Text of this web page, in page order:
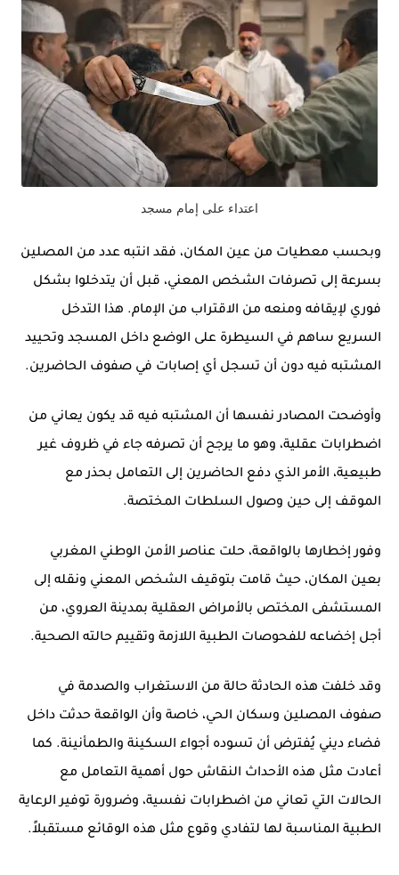
اعتداء على إمام مسجد
وبحسب معطيات من عين المكان، فقد انتبه عدد من المصلين
بسرعة إلى تصرفات الشخص المعني، قبل أن يتدخلوا بشكل
فوري لإيقافه ومنعه من الاقتراب من الإمام. هذا التدخل
السريع ساهم في السيطرة على الوضع داخل المسجد وتحييد
المشتبه فيه دون أن تسجل أي إصابات في صفوف الحاضرين.
وأوضحت المصادر نفسها أن المشتبه فيه قد يكون يعاني من
اضطرابات عقلية، وهو ما يرجح أن تصرفه جاء في ظروف غير
طبيعية، الأمر الذي دفع الحاضرين إلى التعامل بحذر مع
الموقف إلى حين وصول السلطات المختصة.
وفور إخطارها بالواقعة، حلت عناصرالأمن الوطني المغربي
بعين المكان، حيث قامت بتوقيف الشخص المعني ونقله إلى
المستشفى المختص بالأمراض العقلية بمدينة العروي، من
أجل إخضاعه للفحوصات الطبية اللازمة وتقييم حالته الصحية.
وقد خلفت هذه الحادثة حالة من الاستغراب والصدمة في
صفوف المصلين وسكان الحي، خاصة وأن الواقعة حدثت داخل
فضاء ديني يُفترض أن تسوده أجواء السكينة والطمأنينة. كما
أعادت مثل هذه الأحداث النقاش حول أهمية التعامل مع
الحالات التي تعاني من اضطرابات نفسية، وضرورة توفير الرعاية
الطبية المناسبة لها لتفادي وقوع مثل هذه الوقائع مستقبلاً.